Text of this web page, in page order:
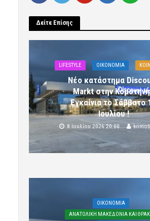
Δείτε Επίσης
LIFESTYLE OIKONOMIA
Νέο κατάστημα
Markt στην
Εγκαίνια το Σάββατο
Ιουλίου !
8 Ιουλίου 2026 20:00
OIKONOMIA
ΑΝΑΤΟΛΙΚΗ ΜΑΚΕΔΟΝΙΑ ΚΑΙ